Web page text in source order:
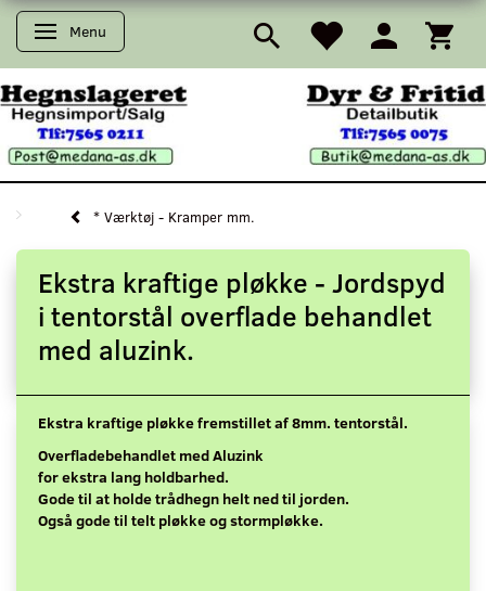
Skifte navigation
Menu
* Værktøj - Kramper mm.
Ekstra kraftige pløkke - Jordspyd
i tentorstål overflade behandlet
med aluzink.
Ekstra kraftige pløkke fremstillet af 8mm. tentorstål.
Overfladebehandlet med Aluzink
for ekstra lang holdbarhed.
Gode til at holde trådhegn helt ned til jorden.
Også gode til telt pløkke og stormpløkke.